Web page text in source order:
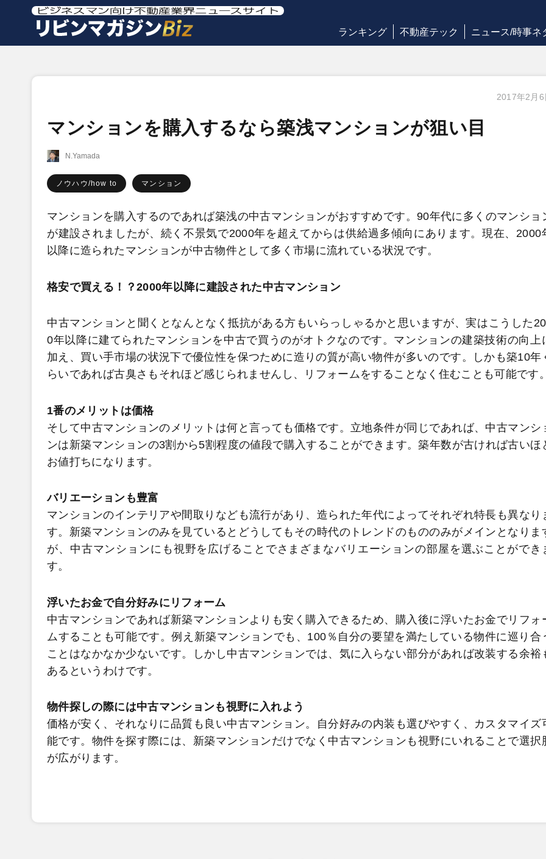
ランキング 不動産テック ニュース/時事ネ
2017年2月6
マンションを購入するなら築浅マンションが狙い目
N.Yamada
ノウハウ/how to マンション
マンションを購入するのであれば築浅の中古マンションがおすすめです。90年代に多くのマンショ
が建設されましたが、続く不景気で2000年を超えてからは供給過多傾向にあります。現在、2000
以降に造られたマンションが中古物件として多く市場に流れている状況です。
格安で買える！？2000年以降に建設された中古マンション
中古マンションと聞くとなんとなく抵抗がある方もいらっしゃるかと思いますが、実はこうした
0年以降に建てられたマンションを中古で買うのがオトクなのです。マンションの建築技術の向上
加え、買い手市場の状況下で優位性を保つために造りの質が高い物件が多いのです。しかも築10年
らいであれば古臭さもそれほど感じられませんし、リフォームをすることなく住むことも可能です
1番のメリットは価格
そして中古マンションのメリットは何と言っても価格です。立地条件が同じであれば、中古マンシ
ンは新築マンションの3割から5割程度の値段で購入することができます。築年数が古ければ古いほ
お値打ちになります。
バリエーションも豊富
マンションのインテリアや間取りなども流行があり、造られた年代によってそれぞれ特長も異なり
す。新築マンションのみを見ているとどうしてもその時代のトレンドのもののみがメインとなりま
が、中古マンションにも視野を広げることでさまざまなバリエーションの部屋を選ぶことができ
す。
浮いたお金で自分好みにリフォーム
中古マンションであれば新築マンションよりも安く購入できるため、購入後に浮いたお金でリフォ
ムすることも可能です。例え新築マンションでも、100％自分の要望を満たしている物件に巡り合
ことはなかなか少ないです。しかし中古マンションでは、気に入らない部分があれば改装する余裕
あるというわけです。
物件探しの際には中古マンションも視野に入れよう
価格が安く、それなりに品質も良い中古マンション。自分好みの内装も選びやすく、カスタマイズ
能です。物件を探す際には、新築マンションだけでなく中古マンションも視野にいれることで選択
が広がります。